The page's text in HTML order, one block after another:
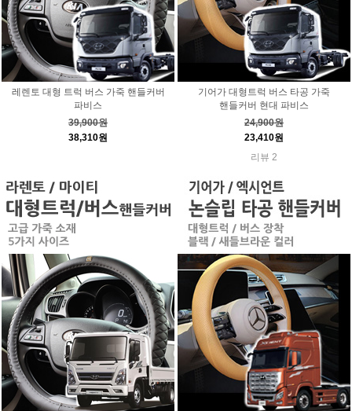
레렌토 대형 트럭 버스 가죽 핸들커버
파비스
39,900원
38,310원
기어가 대형트럭 버스 타공 가죽
핸들커버 현대 파비스
24,900원
23,410원
리뷰 2